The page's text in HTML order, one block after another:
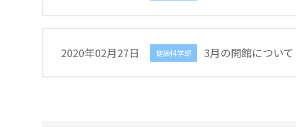
2020年02月27日 健康科学部 3月の開館について